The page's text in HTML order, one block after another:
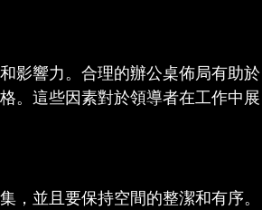
影響力。合理的辦公桌佈局有助於
。這些因素對於領導者在工作中展
，並且要保持空間的整潔和有序。